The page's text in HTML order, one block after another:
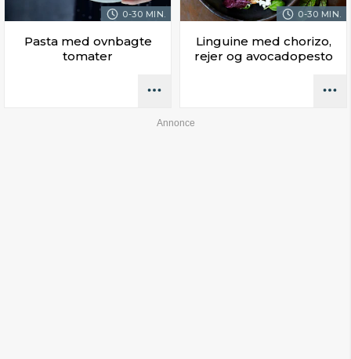
0-30 MIN.
Pasta med ovnbagte
tomater
0-30 MIN.
Linguine med chorizo,
rejer og avocadopesto